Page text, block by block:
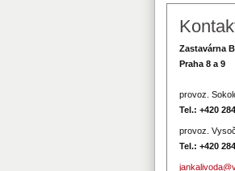
Zastavárna
Praha 8 a 9
provoz.
Tel.: +420
provoz.
Tel.: +420